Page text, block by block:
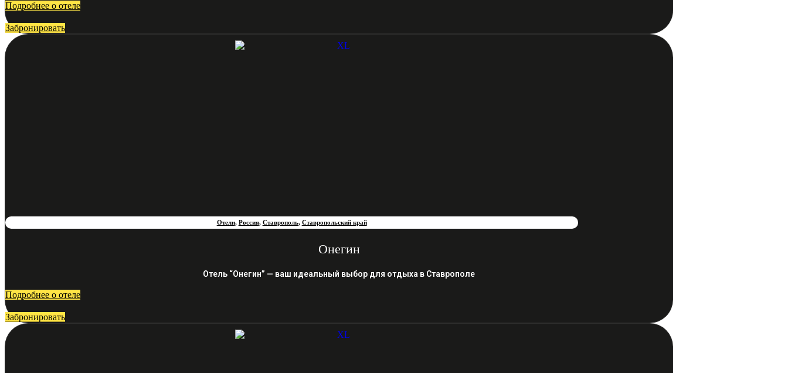
Подробнее о отеле
Забронировать
Отели, Россия, Ставрополь, Ставропольский край
Онегин
Отель “Онегин” — ваш идеальный выбор для отдыха в Ставрополе
Подробнее о отеле
Забронировать